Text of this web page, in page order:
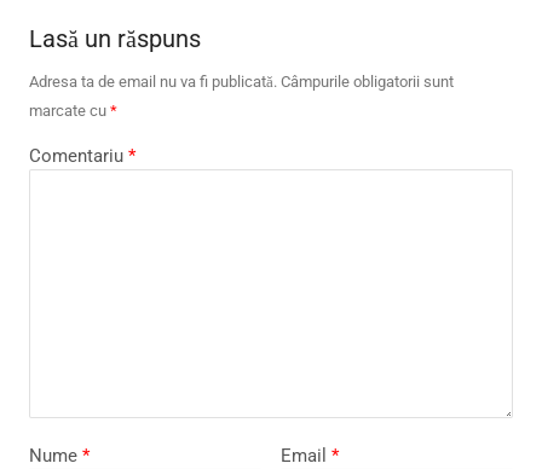
Lasă un răspuns
Adresa ta de email nu va fi publicată. Câmpurile obligatorii sunt
marcate cu *
Comentariu *
Nume * Email *